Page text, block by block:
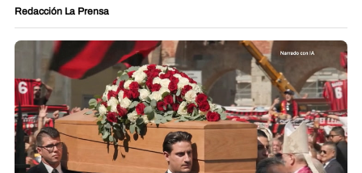
Redacción La Prensa